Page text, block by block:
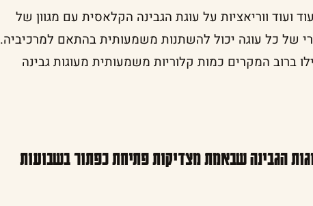
ועוד ווריאציות על עוגת הגבינה הקלאסית עם מגוון של
של כל עוגה יכול להשתנות משמעותית בהתאם למרכיביה.
ברוב המקרים כמות קלוריות משמעותית מעוגות גבינה
הגבינה שבאמת מצדיקות פתיחת כפתור בשבועות